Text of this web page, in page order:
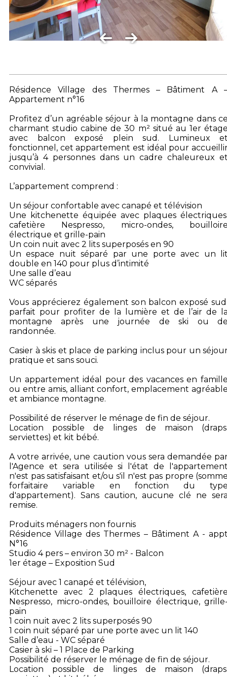
Résidence Village des Thermes – Bâtiment A
Appartement n°16
Profitez d’un agréable séjour à la montagne dans
charmant studio cabine de 30 m² situé au 1er
avec balcon exposé plein sud. Lumineux
fonctionnel, cet appartement est idéal pour
jusqu’à 4 personnes dans un cadre chaleureux
convivial.
L’appartement comprend :
Un séjour confortable avec canapé et télévision
Une kitchenette équipée avec plaques
cafetière Nespresso, micro-ondes,
électrique et grille-pain
Un coin nuit avec 2 lits superposés en 90
Un espace nuit séparé par une porte avec un
double en 140 pour plus d’intimité
Une salle d’eau
WC séparés
Vous apprécierez également son balcon exposé
parfait pour profiter de la lumière et de l’air de
montagne après une journée de ski ou
randonnée.
Casier à skis et place de parking inclus pour un
pratique et sans souci.
Un appartement idéal pour des vacances en
ou entre amis, alliant confort, emplacement
et ambiance montagne.
Possibilité de réserver le ménage de fin de séjour.
Location possible de linges de maison
serviettes) et kit bébé.
A votre arrivée, une caution vous sera demandée
l'Agence et sera utilisée si l'état de
n'est pas satisfaisant et/ou s'il n'est pas propre
forfaitaire variable en fonction du
d'appartement). Sans caution, aucune clé ne
remise.
Produits ménagers non fournis
Résidence Village des Thermes – Bâtiment A -
N°16
Studio 4 pers – environ 30 m² - Balcon
1er étage – Exposition Sud
Séjour avec 1 canapé et télévision,
Kitchenette avec 2 plaques électriques,
Nespresso, micro-ondes, bouilloire électrique,
pain
1 coin nuit avec 2 lits superposés 90
1 coin nuit séparé par une porte avec un lit 140
Salle d’eau - WC séparé
Casier à ski – 1 Place de Parking
Possibilité de réserver le ménage de fin de séjour.
Location possible de linges de maison